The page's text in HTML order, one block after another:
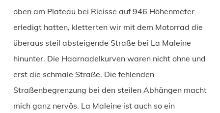
oben am Plateau bei Rieisse auf 946 Höhenmeter
erledigt hatten, kletterten wir mit dem Motorrad die
überaus steil absteigende Straße bei La Maleine
hinunter. Die Haarnadelkurven waren nicht ohne und
erst die schmale Straße. Die fehlenden
Straßenbegrenzung bei den steilen Abhängen macht
mich ganz nervös. La Maleine ist auch so ein